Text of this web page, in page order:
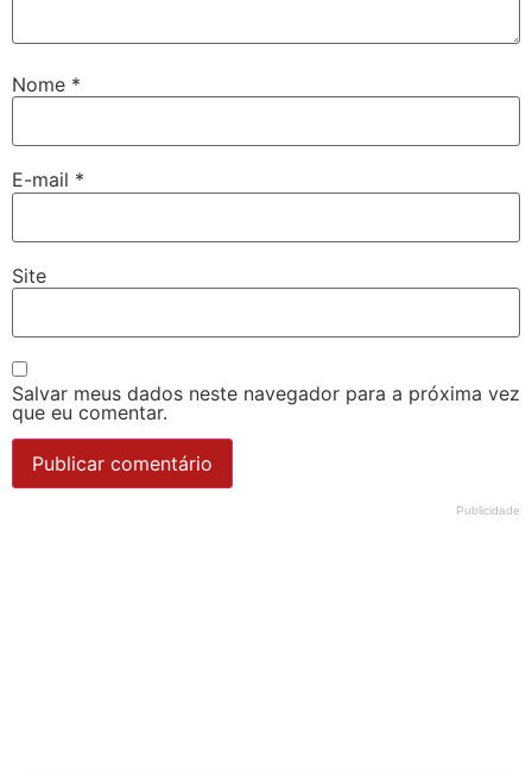
Nome *
E-mail *
Site
Salvar meus dados neste navegador para a próxima vez
que eu comentar.
Publicidade